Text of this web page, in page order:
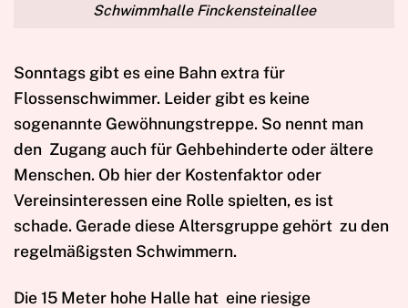
Schwimmhalle Finckensteinallee
Sonntags gibt es eine Bahn extra für
Flossenschwimmer. Leider gibt es keine
sogenannte Gewöhnungstreppe. So nennt man
den Zugang auch für Gehbehinderte oder ältere
Menschen. Ob hier der Kostenfaktor oder
Vereinsinteressen eine Rolle spielten, es ist
schade. Gerade diese Altersgruppe gehört zu den
regelmäßigsten Schwimmern.
Die 15 Meter hohe Halle hat eine riesige